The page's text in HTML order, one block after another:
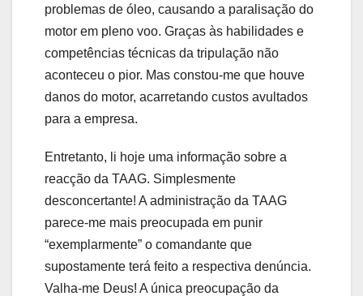
problemas de óleo, causando a paralisação do
motor em pleno voo. Graças às habilidades e
competências técnicas da tripulação não
aconteceu o pior. Mas constou-me que houve
danos do motor, acarretando custos avultados
para a empresa.
Entretanto, li hoje uma informação sobre a
reacção da TAAG. Simplesmente
desconcertante! A administração da TAAG
parece-me mais preocupada em punir
“exemplarmente” o comandante que
supostamente terá feito a respectiva denúncia.
Valha-me Deus! A única preocupação da